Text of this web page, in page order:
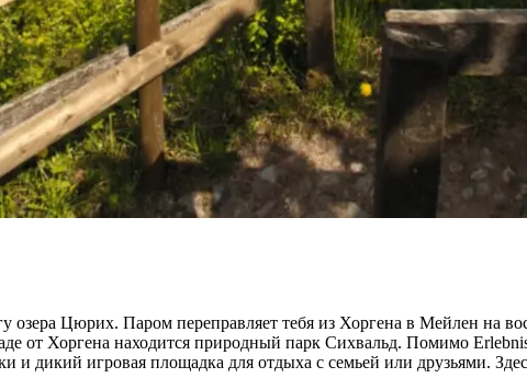
озера Цюрих. Паром переправляет тебя из Хоргена в Мейлен на
от Хоргена находится природный парк Сихвальд. Помимо
и дикий игровая площадка для отдыха с семьей или друзьями.